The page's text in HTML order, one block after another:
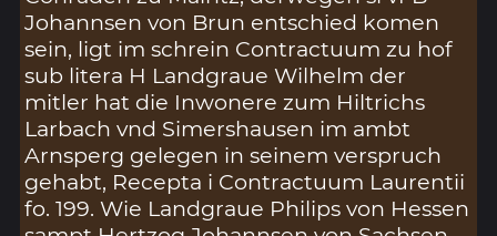
Johannsen von Brun entschied komen
sein, ligt im schrein Contractuum zu hof
sub litera H Landgraue Wilhelm der
mitler hat die Inwonere zum Hiltrichs
Larbach vnd Simershausen im ambt
Arnsperg gelegen in seinem verspruch
gehabt, Recepta i Contractuum Laurentii
fo. 199. Wie Landgraue Philips von Hessen